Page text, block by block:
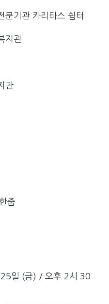
문기관 카리타스 쉼터
지관
관
줌
일 (금) / 오후 2시 30